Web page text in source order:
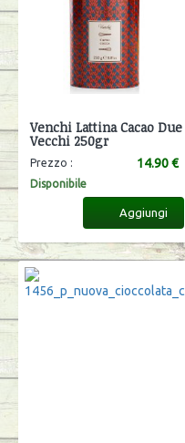
Venchi Lattina Cacao Due
Vecchi 250gr
Prezzo : 14.90 €
Disponibile
Aggiungi